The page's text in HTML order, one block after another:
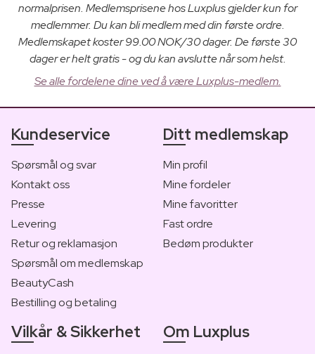
normalprisen. Medlemsprisene hos Luxplus gjelder kun for
medlemmer. Du kan bli medlem med din første ordre.
Medlemskapet koster 99.00 NOK/30 dager. De første 30
dager er helt gratis - og du kan avslutte når som helst.
Se alle fordelene dine ved å være Luxplus-medlem.
Kundeservice
Spørsmål og svar
Kontakt oss
Presse
Levering
Retur og reklamasjon
Spørsmål om medlemskap
BeautyCash
Bestilling og betaling
Ditt medlemskap
Min profil
Mine fordeler
Mine favoritter
Fast ordre
Bedøm produkter
Vilkår & Sikkerhet Om Luxplus